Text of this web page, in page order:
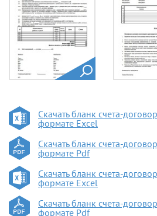
Скачать бланк счета-
формате Excel
Скачать бланк счета-
формате Pdf
Скачать бланк счета-
формате Excel
Скачать бланк счета-
формате Pdf